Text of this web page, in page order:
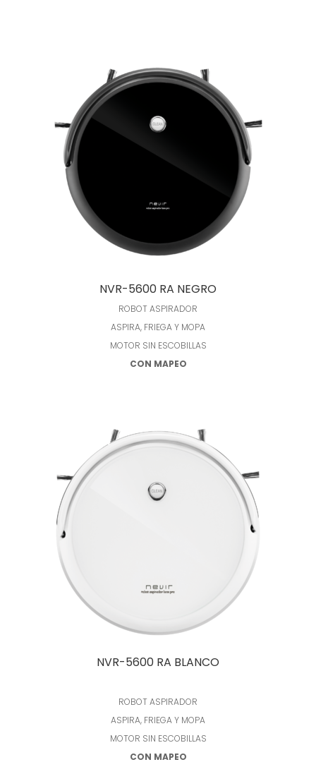
NVR-5600 RA NEGRO
ROBOT ASPIRADOR
ASPIRA, FRIEGA Y MOPA
MOTOR SIN ESCOBILLAS
CON MAPEO
NVR-5600 RA BLANCO
ROBOT ASPIRADOR
ASPIRA, FRIEGA Y MOPA
MOTOR SIN ESCOBILLAS
CON MAPEO